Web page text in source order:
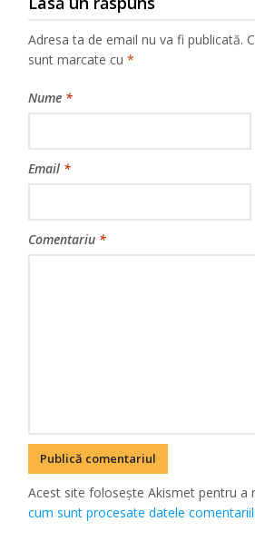
Adresa ta de email nu va fi publicată.
sunt marcate cu*
Nume *
Email *
Comentariu *
Acest site folosește Akismet pentru a
cum sunt procesate datele